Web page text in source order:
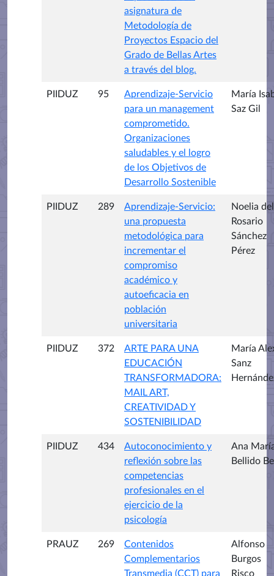
asignatura de
Metodología de
Proyectos Espacio del
Grado de Bellas Artes
a través del blog.
PIIDUZ 95
Aprendizaje-Servicio
para un management
comprometido.
Organizaciones
saludables y el logro
de los Objetivos de
Desarrollo Sostenible
María
Saz Gil
PIIDUZ 289
Aprendizaje-Servicio:
una propuesta
metodológica para
incrementar el
compromiso
académico y
autoeficacia en
población
universitaria
Noelia del
Rosario
Sánchez
Pérez
PIIDUZ 372
ARTE PARA UNA
EDUCACIÓN
TRANSFORMADORA:
MAIL ART,
CREATIVIDAD Y
SOSTENIBILIDAD
María
Sanz
PIIDUZ 434
Autoconocimiento y
reflexión sobre las
competencias
profesionales en el
ejercicio de la
psicología
Ana
Bellido
PRAUZ 269
Contenidos
Complementarios
Transmedia (CCT) para
Alfonso
Burgos
Risco